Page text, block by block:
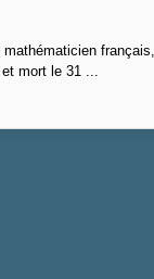
et mort le 31 ...